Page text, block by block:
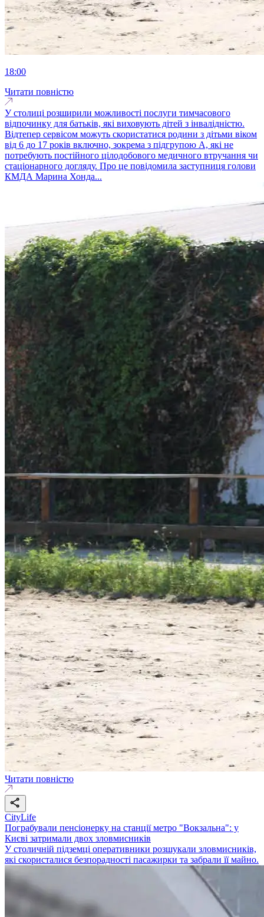
18:00
Читати повністю
У столиці розширили можливості послуги тимчасового
відпочинку для батьків, які виховують дітей з інвалідністю.
Відтепер сервісом можуть скористатися родини з дітьми віком
від 6 до 17 років включно, зокрема з підгрупою А, які не
потребують постійного цілодобового медичного втручання чи
стаціонарного догляду. Про це повідомила заступниця голови
КМДА Марина Хонда...
Читати повністю
CityLife
Пограбували пенсіонерку на станції метро "Вокзальна": у
Києві затримали двох зловмисників
У столичній підземці оперативники розшукали зловмисників,
які скористалися безпорадності пасажирки та забрали її майно.